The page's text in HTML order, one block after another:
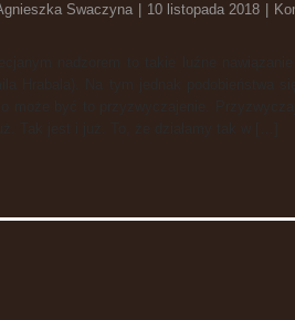
Swaczyna 10 listopada 2018